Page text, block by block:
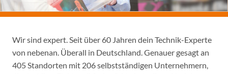
Wir sind expert. Seit über 60 Jahren dein Technik-Experte
von nebenan. Überall in Deutschland. Genauer gesagt an
405 Standorten mit 206 selbstständigen Unternehmern,